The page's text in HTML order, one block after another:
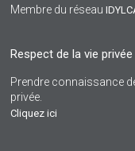
Membre du réseau
Respect de la vie privée
Prendre connaissance
privée.
Cliquez ici